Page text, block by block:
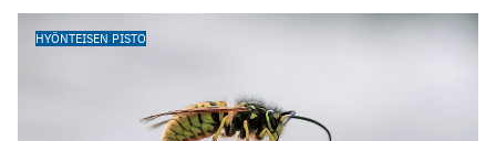
HYÖNTEISEN PISTO